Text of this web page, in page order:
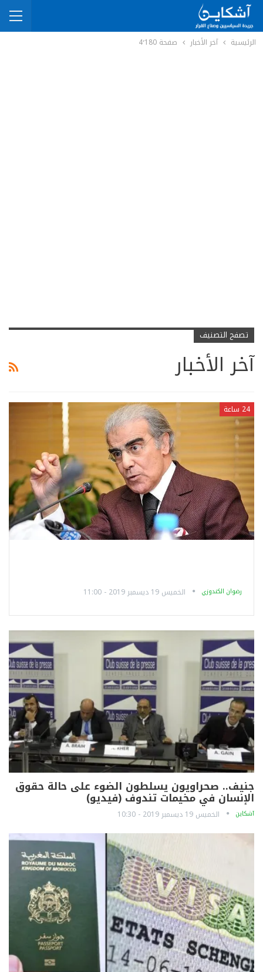
الرئيسية آخر الأخبار صفحة 4٬180
تصفح التصنيف
آخر الأخبار
24 ساعة
رضوان الكندوزي الخميس 19 ديسمبر 2019 - 11:00
جنيف.. صحراويون يسلطون الضوء على حالة حقوق
الإنسان في مخيمات تندوف (فيديو)
آشكاين الخميس 19 ديسمبر 2019 - 10:30